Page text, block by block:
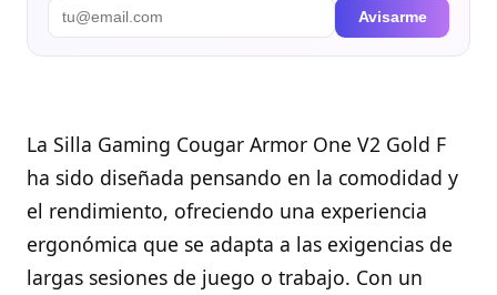
Avisarme
La Silla Gaming Cougar Armor One V2 Gold F
ha sido diseñada pensando en la comodidad y
el rendimiento, ofreciendo una experiencia
ergonómica que se adapta a las exigencias de
largas sesiones de juego o trabajo. Con un